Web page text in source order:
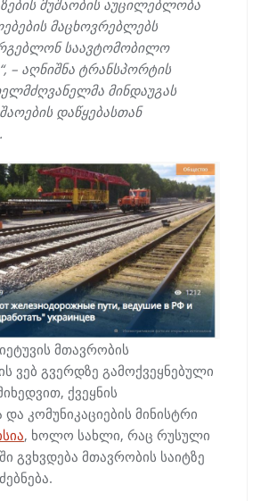
მუშაობის აუცილებლობა
მაცხოვრებლებს
საავტომობილო
– აღნიშნა ტრანსპორტის
მინდაუგას
დაწყებასთან
მთავრობის
ვებ გვერდზე გამოქვეყნებული
ქვეყნის
კომუნიკაციების მინისტრი
, ხოლო სახლი, რაც რუსული
გვხვდება მთავრობის საიტზე